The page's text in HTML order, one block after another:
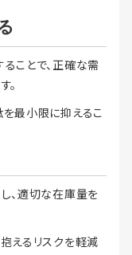
ことで、正確な需
。
最小限に抑えるこ
、適切な在庫量を
えるリスクを軽減